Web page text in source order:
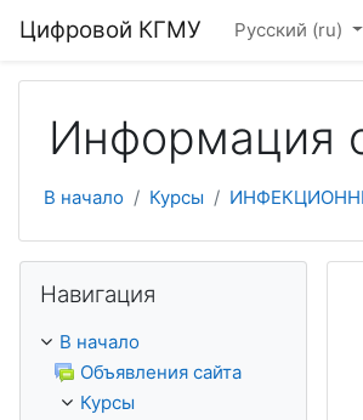
Цифровой КГМУ Русский ‎(ru)‎
Информация
В начало Курсы
Навигация
В начало
Объявления сайта
Курсы